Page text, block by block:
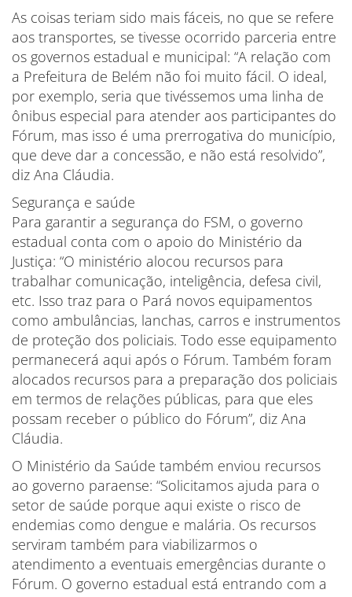
As coisas teriam sido mais fáceis, no que se refere
aos transportes, se tivesse ocorrido parceria entre
os governos estadual e municipal: “A relação com
a Prefeitura de Belém não foi muito fácil. O ideal,
por exemplo, seria que tivéssemos uma linha de
ônibus especial para atender aos participantes do
Fórum, mas isso é uma prerrogativa do município,
que deve dar a concessão, e não está resolvido”,
diz Ana Cláudia.
Segurança e saúde
Para garantir a segurança do FSM, o governo
estadual conta com o apoio do Ministério da
Justiça: “O ministério alocou recursos para
trabalhar comunicação, inteligência, defesa civil,
etc. Isso traz para o Pará novos equipamentos
como ambulâncias, lanchas, carros e instrumentos
de proteção dos policiais. Todo esse equipamento
permanecerá aqui após o Fórum. Também foram
alocados recursos para a preparação dos policiais
em termos de relações públicas, para que eles
possam receber o público do Fórum”, diz Ana
Cláudia.
O Ministério da Saúde também enviou recursos
ao governo paraense: “Solicitamos ajuda para o
setor de saúde porque aqui existe o risco de
endemias como dengue e malária. Os recursos
serviram também para viabilizarmos o
atendimento a eventuais emergências durante o
Fórum. O governo estadual está entrando com a